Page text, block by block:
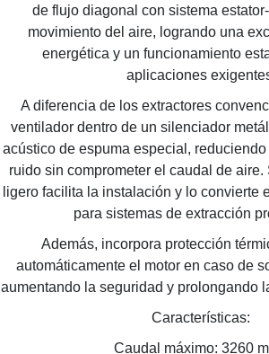
de flujo diagonal con sistema
movimiento del aire, logrando una
energética y un funcionamiento
aplicaciones
A diferencia de los extractores
ventilador dentro de un silenciador
acústico de espuma especial,
ruido sin comprometer el caudal de aire.
ligero facilita la instalación y lo convierte
para sistemas de extracción
Además, incorpora protección
automáticamente el motor en caso de
aumentando la seguridad y prolongando
Características:
Caudal máximo: 3260